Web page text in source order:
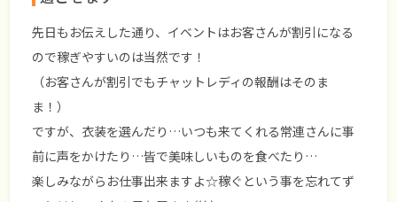
先日もお伝えした通り、イベントはお客さんが割引になる
ので稼ぎやすいのは当然です！
（お客さんが割引でもチャットレディの報酬はそのま
ま！）
ですが、衣装を選んだり…いつも来てくれる常連さんに事
前に声をかけたり…皆で美味しいものを食べたり…
楽しみながらお仕事出来ますよ☆稼ぐという事を忘れてず